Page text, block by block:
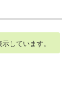
しています。